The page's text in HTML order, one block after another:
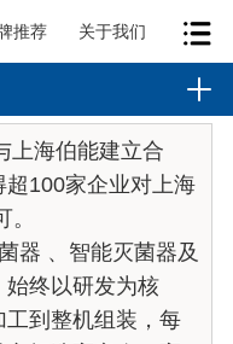
推荐 关于我们
上海伯能建立合
100家企业对上海
器 、智能灭菌器及
终以研发为核
到整机组装，每